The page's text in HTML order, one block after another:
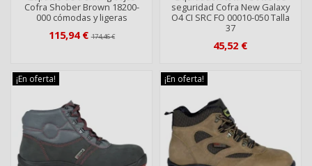
Cofra Shober Brown 18200-
000 cómodas y ligeras
115,94 €174,46 €
seguridad Cofra New Galaxy
O4 CI SRC FO 00010-050 Talla
37
45,52 €
¡En oferta! ¡En oferta!